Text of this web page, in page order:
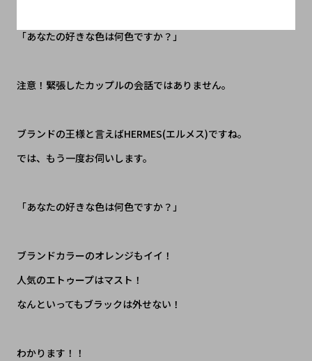
「あなたの好きな色は何色ですか？」
注意！緊張したカップルの会話ではありません。
ブランドの王様と言えばHERMES(エルメス)ですね。
では、もう一度お伺いします。
「あなたの好きな色は何色ですか？」
ブランドカラーのオレンジもイイ！
人気のエトゥープはマスト！
なんといってもブラックは外せない！
わかります！！